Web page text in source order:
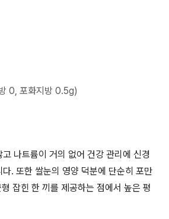
0, 포화지방 0.5g)
나트륨이 거의 없어 건강 관리에 신경
. 또한 쌀눈의 영양 덕분에 단순히 포만
잡힌 한 끼를 제공하는 점에서 높은 평